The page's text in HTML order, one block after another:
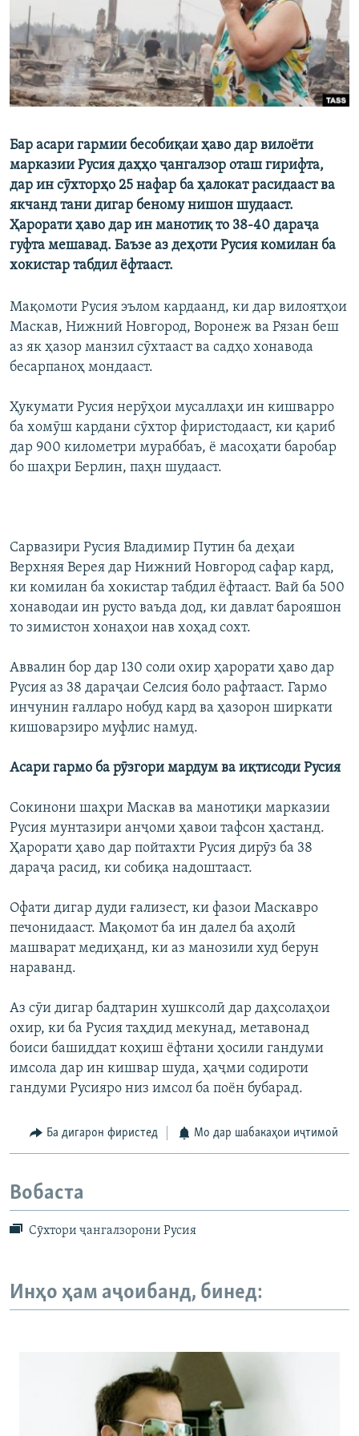
ГУЗОРИШҲОИ РАДИОӢ
Русский
ПАЙГИРӢ КУНЕД
Ҳамаи сомонаҳои RFE/RL
Бар асари гармии бесобиқаи ҳаво дар вилоёти
марказии Русия даҳҳо ҷангалзор оташ гирифта,
дар ин сӯхторҳо 25 нафар ба ҳалокат расидааст ва
якчанд тани дигар беному нишон шудааст.
Ҳарорати ҳаво дар ин манотиқ то 38-40 дараҷа
гуфта мешавад. Баъзе аз деҳоти Русия комилан ба
хокистар табдил ёфтааст.
Мақомоти Русия эълом кардаанд, ки дар вилоятҳои
Маскав, Нижний Новгород, Воронеж ва Рязан беш
аз як ҳазор манзил сӯхтааст ва садҳо хонавода
бесарпаноҳ мондааст.
Ҳукумати Русия нерӯҳои мусаллаҳи ин кишварро
ба хомӯш кардани сӯхтор фиристодааст, ки қариб
дар 900 километри мураббаъ, ё масоҳати баробар
бо шаҳри Берлин, паҳн шудааст.
Сарвазири Русия Владимир Путин ба деҳаи
Верхняя Верея дар Нижний Новгород сафар кард,
ки комилан ба хокистар табдил ёфтааст. Вай ба 500
хонаводаи ин русто ваъда дод, ки давлат барояшон
то зимистон хонаҳои нав хоҳад сохт.
Аввалин бор дар 130 соли охир ҳарорати ҳаво дар
Русия аз 38 дараҷаи Селсия боло рафтааст. Гармо
инчунин ғалларо нобуд кард ва ҳазорон ширкати
кишоварзиро муфлис намуд.
Асари гармо ба рӯзгори мардум ва иқтисоди Русия
Сокинони шаҳри Маскав ва манотиқи марказии
Русия мунтазири анҷоми ҳавои тафсон ҳастанд.
Ҳарорати ҳаво дар пойтахти Русия дирӯз ба 38
дараҷа расид, ки собиқа надоштааст.
Офати дигар дуди ғализест, ки фазои Маскавро
печонидааст. Мақомот ба ин далел ба аҳолӣ
машварат медиҳанд, ки аз манозили худ берун
нараванд.
Аз сӯи дигар бадтарин хушксолӣ дар даҳсолаҳои
охир, ки ба Русия таҳдид мекунад, метавонад
боиси башиддат коҳиш ёфтани ҳосили гандуми
имсола дар ин кишвар шуда, ҳаҷми содироти
гандуми Русияро низ имсол ба поён бубарад.
Ба дигарон фиристед Мо дар шабакаҳои иҷтимоӣ
Вобаста
Сӯхтори ҷангалзорони Русия
Инҳо ҳам аҷоибанд, бинед: